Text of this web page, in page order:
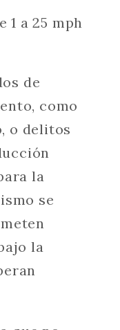
1 a 25 mph
de
como
o delitos
la
se
la